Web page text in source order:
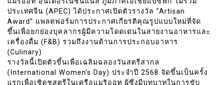
ประเทศจีน (APEC) ได้ประกาศเปิดตัวรางวัล “Artisan
Award” แพลตฟอร์มการประกาศเกียรติคุณรูปแบบใหม่ที่จัด
ขึ้นเพื่อยกย่องบุคลากรผู้มีความโดดเด่นในสายงานอาหารและ
เครื่องดื่ม (F&B) รวมถึงงานด้านการประกอบอาหาร
(Culinary)
รางวัลนี้เปิดตัวขึ้นเพื่อเฉลิมฉลองวันสตรีสากล
(International Women’s Day) ประจำปี 2568 จัดขึ้นเป็นครั้ง
แรกเพื่อเชิดชูสตรีในเครือแมริออท ผู้ซึ่งมีบทบาทในการขับ